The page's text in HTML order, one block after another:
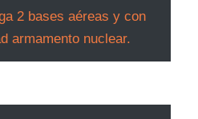
2 bases aéreas y con
armamento nuclear.